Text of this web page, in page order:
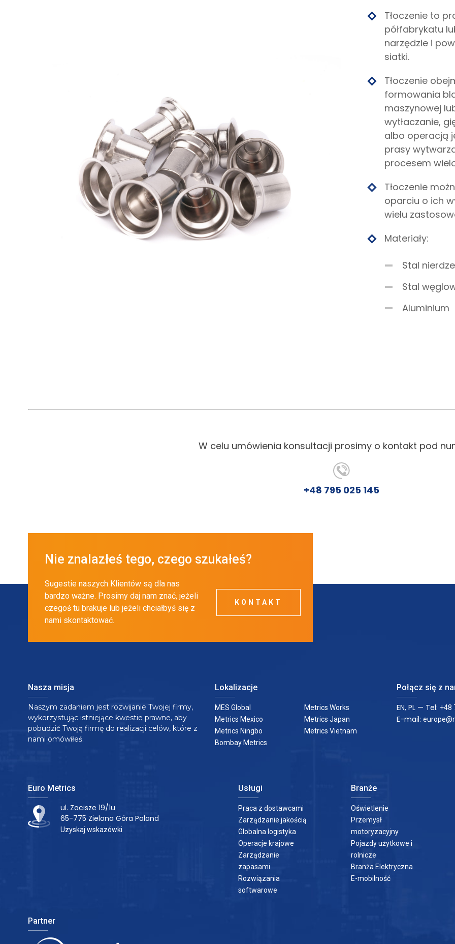
Tłoczenie to
półfabrykatu
narzędzie i
siatki.
Tłoczenie
formowania
maszynowej
wytłaczanie,
albo operacją
prasy
procesem
Tłoczenie
oparciu o ich
wielu
Materiały:
Stal
Stal
Aluminium
W celu umówienia konsultacji prosimy o kontakt pod
+48 795 025 145
Nie znalazłeś tego, czego szukałeś?
Sugestie naszych Klientów są dla nas
bardzo ważne. Prosimy daj nam znać, jeżeli
czegoś tu brakuje lub jeżeli chciałbyś się z
nami skontaktować.
KONTAKT
Nasza misja
Naszym zadaniem jest rozwijanie Twojej firmy,
wykorzystując istniejące kwestie prawne, aby
pobudzić Twoją firmę do realizacji celów, które z
nami omówiłeś.
Lokalizacje
MES Global
Metrics Mexico
Metrics Ningbo
Bombay Metrics
Metrics Works
Metrics Japan
Metrics Vietnam
Połącz się z
EN, PL — Tel: +48
E-mail:
Euro Metrics
ul. Zacisze 19/1u
65-775 Zielona Góra Poland
Uzyskaj wskazówki
Usługi
Praca z dostawcami
Zarządzanie jakością
Globalna logistyka
Operacje krajowe
Zarządzanie
zapasami
Rozwiązania
softwarowe
Branże
Oświetlenie
Przemysł
motoryzacyjny
Pojazdy użytkowe i
rolnicze
Branża Elektryczna
E-mobilność
Partner